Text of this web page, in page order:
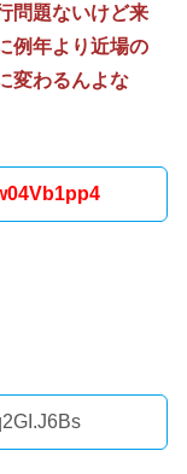
問題ないけど来
例年より近場の
変わるんよな